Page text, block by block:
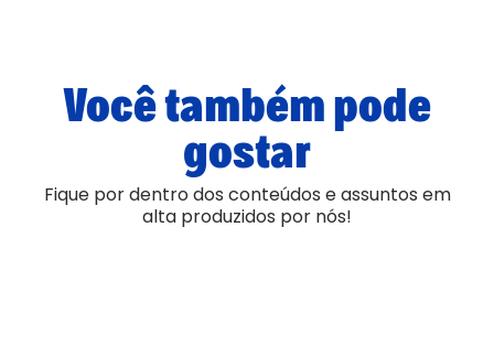
Você também pode
gostar
Fique por dentro dos conteúdos e assuntos em
alta produzidos por nós!